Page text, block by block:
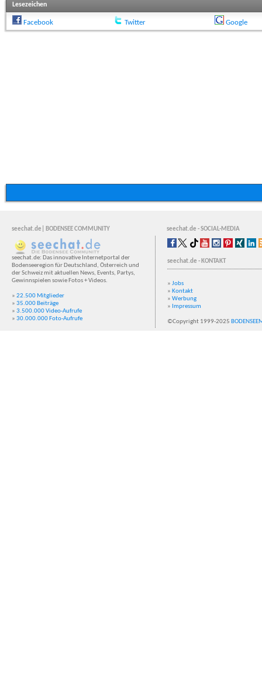
Lesezeichen
Facebook Twitter Google
seechat.de| BODENSEE COMMUNITY seechat.de - SOCIAL-MEDIA
seechat.de: Das innovative Internetportal der
Bodenseeregion für Deutschland, Österreich und
der Schweiz mit aktuellen News, Events, Partys,
Gewinnspielen sowie Fotos + Videos.
» 22.500 Mitglieder
» 35.000 Beiträge
» 3.500.000 Video-Aufrufe
» 30.000.000 Foto-Aufrufe
seechat.de - KONTAKT
» Jobs
» Kontakt
» Werbung
» Impressum
©Copyright 1999-2025